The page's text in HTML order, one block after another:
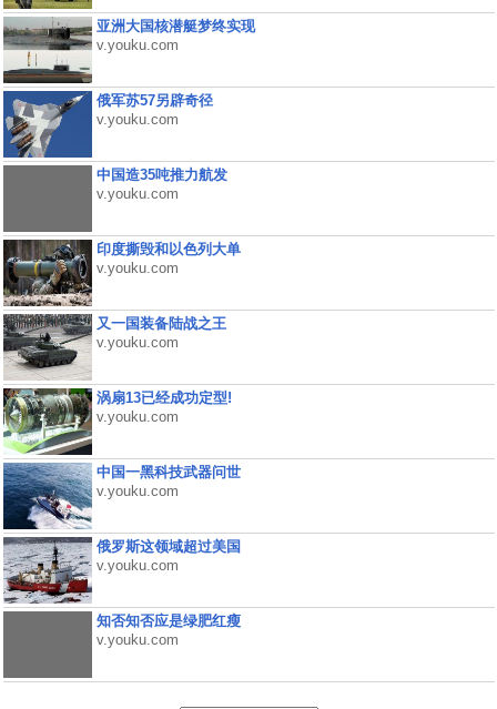
亚洲大国核潜艇梦终实现
v.youku.com
俄军苏57另辟奇径
v.youku.com
中国造35吨推力航发
v.youku.com
印度撕毁和以色列大单
v.youku.com
又一国装备陆战之王
v.youku.com
涡扇13已经成功定型!
v.youku.com
中国一黑科技武器问世
v.youku.com
俄罗斯这领域超过美国
v.youku.com
知否知否应是绿肥红瘦
v.youku.com